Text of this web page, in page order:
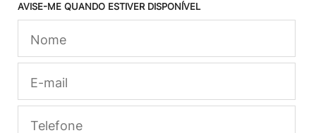
AVISE-ME QUANDO ESTIVER DISPONÍVEL